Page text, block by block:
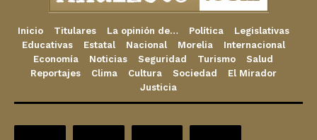
Inicio Titulares La opinión de… Política
Legislativas
Educativas
Estatal Nacional Morelia
Internacional
Economía
Noticias Seguridad Turismo
Salud
Reportajes
Clima Cultura Sociedad
El Mirador
Justicia